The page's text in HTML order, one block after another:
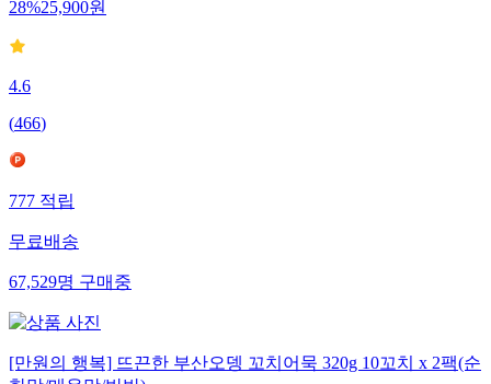
28%25,900원
4.6
(466)
777적립
무료배송
67,529명구매중
[만원의 행복] 뜨끈한 부산오뎅 꼬치어묵 320g 10꼬치 x 2팩(순